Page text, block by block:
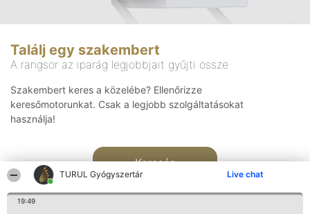
TURUL Gyógyszertár Live chat
19:49
Találj egy szakembert
A rangsor az iparág legjobbjait gyűjti össze
Szakembert keres a közelébe? Ellenőrizze
keresőmotorunkat. Csak a legjobb szolgáltatásokat
használja!
Keresés